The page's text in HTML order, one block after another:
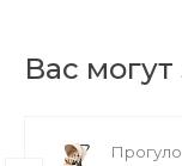
Вас